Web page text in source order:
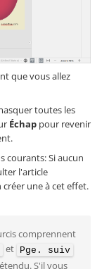
que vous allez
toutes les
Échap pour revenir
courants: Si aucun
l'article
une à cet effet.
comprennent
et Pge. suiv
S'il vous